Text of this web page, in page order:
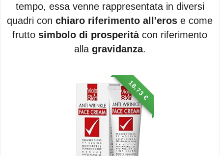
tempo, essa venne rappresentata in diversi
quadri conchiaro riferimento all'eros e come
frutto simbolo di prosperitàcon riferimento
alla gravidanza.
18,73 €